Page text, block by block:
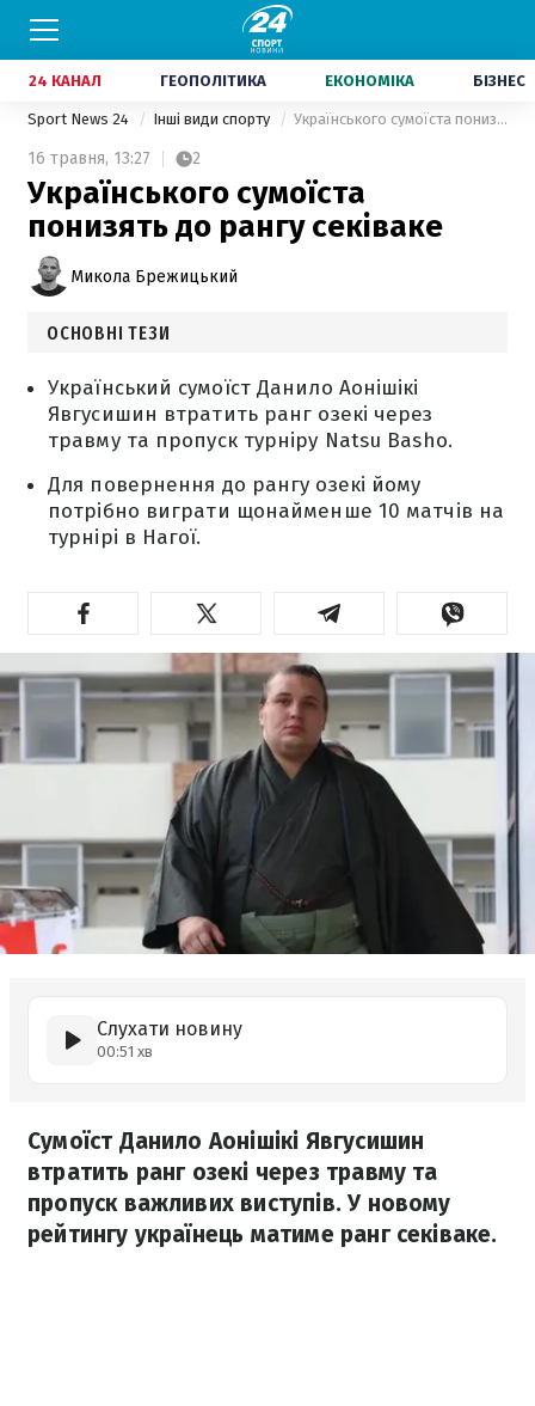
24 КАНАЛ ГЕОПОЛІТИКА ЕКОНОМІКА БІЗНЕС
Sport News 24 Інші види спорту Українського сумоїста понизять до рангу секіваке
16 травня, 13:27 2
Українського сумоїста
понизять до рангу секіваке
Микола Брежицький
ОСНОВНІ ТЕЗИ
Український сумоїст Данило Аонішікі
Явгусишин втратить ранг озекі через
травму та пропуск турніру Natsu Basho.
Для повернення до рангу озекі йому
потрібно виграти щонайменше 10 матчів на
турнірі в Нагої.
Слухати новину
00:51 хв
Сумоїст Данило Аонішікі Явгусишин
втратить ранг озекі через травму та
пропуск важливих виступів. У новому
рейтингу українець матиме ранг секіваке.